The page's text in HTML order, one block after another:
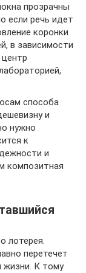
прозрачны
если речь идет
коронки
в зависимости
способа
и
нужно
к
и
композитная
лотерея.
перетечет
жизни. К тому